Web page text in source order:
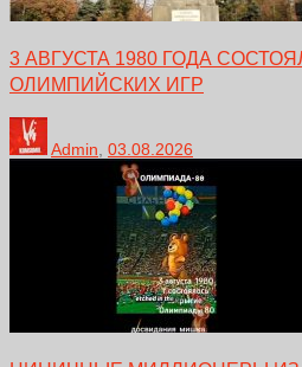
3 АВГУСТА 1980 ГОДА
ОЛИМПИЙСКИХ ИГР
Admin 03.08.2026